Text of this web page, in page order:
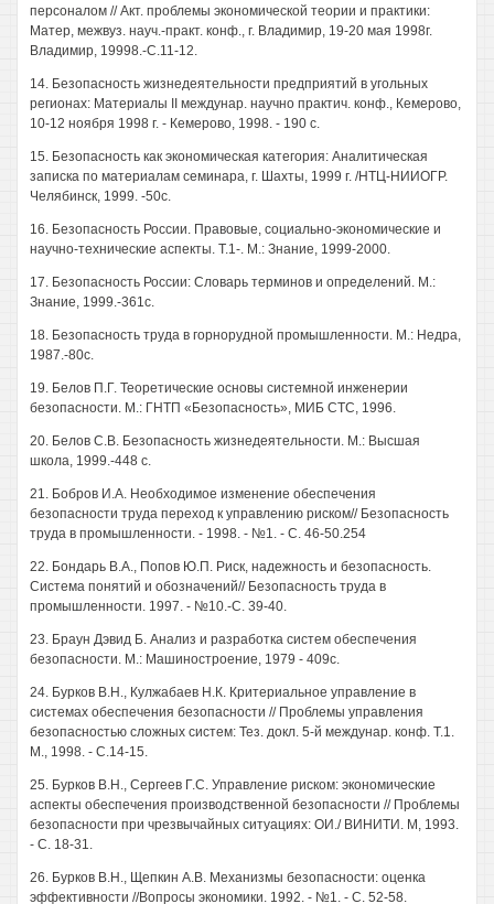
персоналом // Акт. проблемы экономической теории и практики:
Матер, межвуз. науч.-практ. конф., г. Владимир, 19-20 мая 1998г.
Владимир, 19998.-С.11-12.
14. Безопасность жизнедеятельности предприятий в угольных
регионах: Материалы II междунар. научно практич. конф., Кемерово,
10-12 ноября 1998 г. - Кемерово, 1998. - 190 с.
15. Безопасность как экономическая категория: Аналитическая
записка по материалам семинара, г. Шахты, 1999 г. /НТЦ-НИИОГР.
Челябинск, 1999. -50с.
16. Безопасность России. Правовые, социально-экономические и
научно-технические аспекты. Т.1-. М.: Знание, 1999-2000.
17. Безопасность России: Словарь терминов и определений. М.:
Знание, 1999.-361с.
18. Безопасность труда в горнорудной промышленности. М.: Недра,
1987.-80с.
19. Белов П.Г. Теоретические основы системной инженерии
безопасности. М.: ГНТП «Безопасность», МИБ СТС, 1996.
20. Белов C.B. Безопасность жизнедеятельности. М.: Высшая
школа, 1999.-448 с.
21. Бобров И.А. Необходимое изменение обеспечения
безопасности труда переход к управлению риском// Безопасность
труда в промышленности. - 1998. - №1. - С. 46-50.254
22. Бондарь В.А., Попов Ю.П. Риск, надежность и безопасность.
Система понятий и обозначений// Безопасность труда в
промышленности. 1997. - №10.-С. 39-40.
23. Браун Дэвид Б. Анализ и разработка систем обеспечения
безопасности. М.: Машиностроение, 1979 - 409с.
24. Бурков В.Н., Кулжабаев Н.К. Критериальное управление в
системах обеспечения безопасности // Проблемы управления
безопасностью сложных систем: Тез. докл. 5-й междунар. конф. Т.1.
М., 1998. - С.14-15.
25. Бурков В.Н., Сергеев Г.С. Управление риском: экономические
аспекты обеспечения производственной безопасности // Проблемы
безопасности при чрезвычайных ситуациях: ОИ./ ВИНИТИ. М, 1993.
- С. 18-31.
26. Бурков В.Н., Щепкин A.B. Механизмы безопасности: оценка
эффективности //Вопросы экономики. 1992. - №1. - С. 52-58.